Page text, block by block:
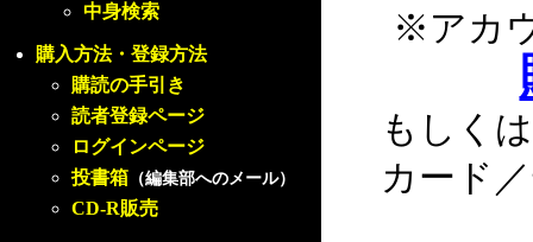
中身検索
購入方法・登録方法
購読の手引き
読者登録ページ
ログインページ
投書箱 （編集部へのメール）
CD-R販売
※アカ
もしくは
カード